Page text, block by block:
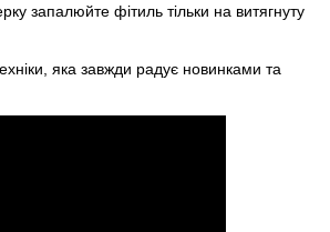
запалюйте фітиль тільки на витягнуту
яка завжди радує новинками та